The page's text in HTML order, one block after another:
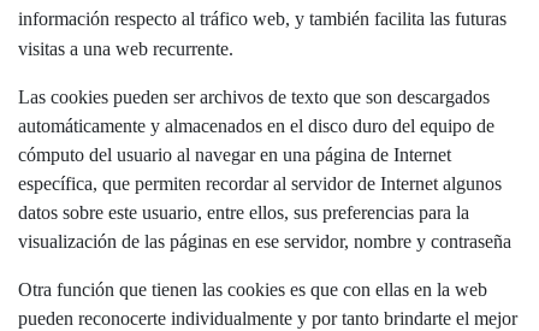
información respecto al tráfico web, y también facilita las futuras
visitas a una web recurrente.
Las cookies pueden ser archivos de texto que son descargados
automáticamente y almacenados en el disco duro del equipo de
cómputo del usuario al navegar en una página de Internet
específica, que permiten recordar al servidor de Internet algunos
datos sobre este usuario, entre ellos, sus preferencias para la
visualización de las páginas en ese servidor, nombre y contraseña
Otra función que tienen las cookies es que con ellas en la web
pueden reconocerte individualmente y por tanto brindarte el mejor